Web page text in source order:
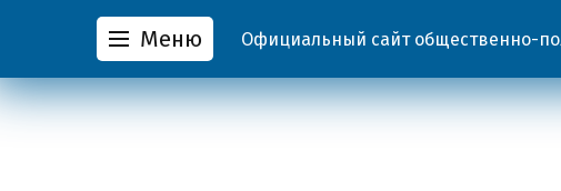
Меню Официальный сайт общественно-